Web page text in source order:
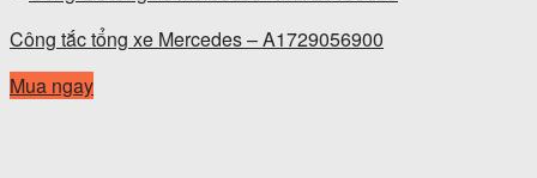
Công tắc tổng xe Mercedes – A1729056900
Mua ngay